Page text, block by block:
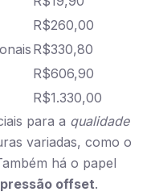
R$260,00
R$330,80
R$606,90
R$1.330,00
para a qualidade
variadas, como o
há o papel
offset.